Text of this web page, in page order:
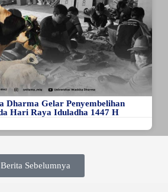
Dharma Gelar Penyembelihan
Hari Raya Iduladha 1447 H
Berita Sebelumnya